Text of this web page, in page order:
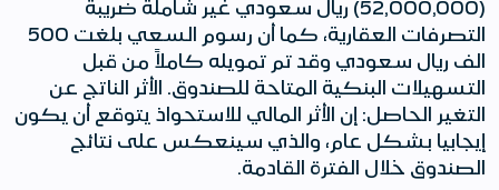
(52,000,000) ريال سعودي غير شاملة ضريبة
التصرفات العقارية، كما أن رسوم السعي بلغت 500
الف ريال سعودي وقد تم تمويله كاملاً من قبل
التسهيلات البنكية المتاحة للصندوق. الأثر الناتج عن
التغير الحاصل: إن الأثر المالي للاستحواذ يتوقع أن يكون
إيجابيا بشكل عام، والذي سينعكس على نتائج
الصندوق خلال الفترة القادمة.